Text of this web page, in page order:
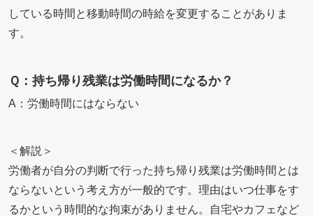
している時間と移動時間の時給を変更することがありま
す。
Ｑ：持ち帰り残業は労働時間になるか？
A：労働時間にはならない
＜解説＞
労働者が自分の判断で行った持ち帰り残業は労働時間とは
ならないという考え方が一般的です。理由はいつ仕事をす
るかという時間的な拘束がありません。自宅やカフェなど